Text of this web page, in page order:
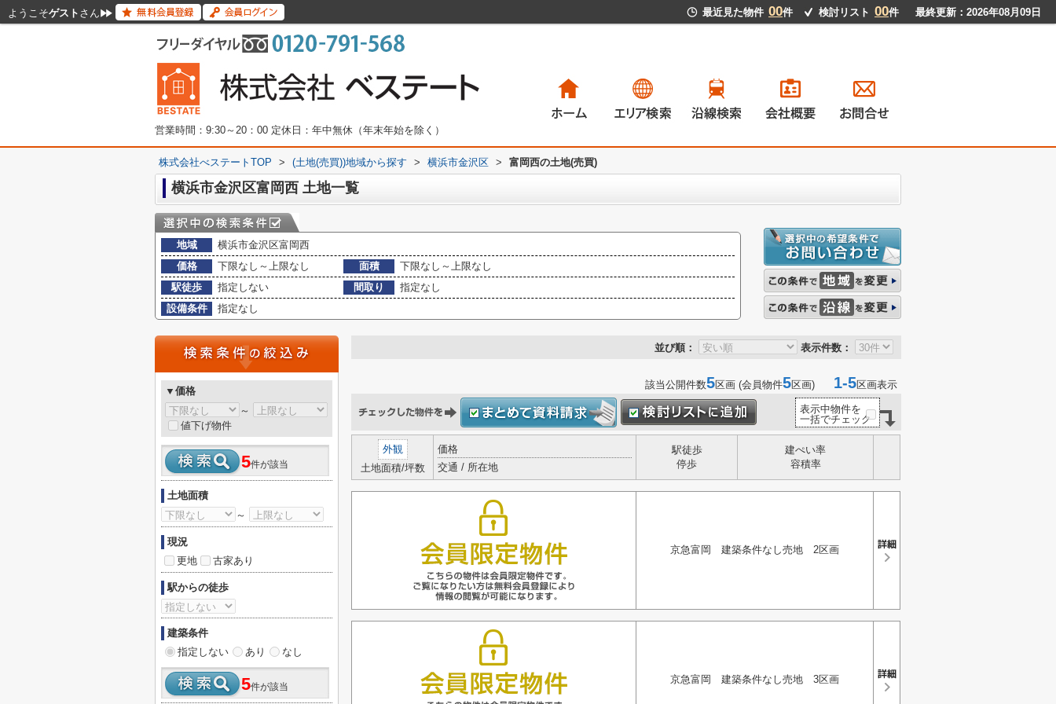
ようこそゲスト さん 最近見た物件 00件 検討リスト 00件 最終更新：2026年08月09日
営業時間：9:30～20：00 定休日：年中無休（年末年始を除く）
株式会社べステートTOP > (土地(売買))地域から探す > 横浜市金沢区 > 富岡西の土地(売買)
横浜市金沢区富岡西 土地一覧
地域
横浜市金沢区富岡西
価格
下限なし～上限なし 面積
下限なし～上限なし
駅徒歩
指定しない 間取り
指定なし
設備条件
指定なし
並び順： 表示件数：
該当公開件数5区画 (会員物件5区画) 1-5区画表示
表示中物件を
一括でチェック
外観
土地面積/坪数
価格
交通 / 所在地
駅徒歩
停歩
建ぺい率
容積率
京急富岡 建築条件なし売地 2区画
京急富岡 建築条件なし売地 3区画
▼価格
～
値下げ物件
5件が該当
土地面積
～
現況
更地
古家あり
駅からの徒歩
建築条件
指定しない
あり なし
5件が該当